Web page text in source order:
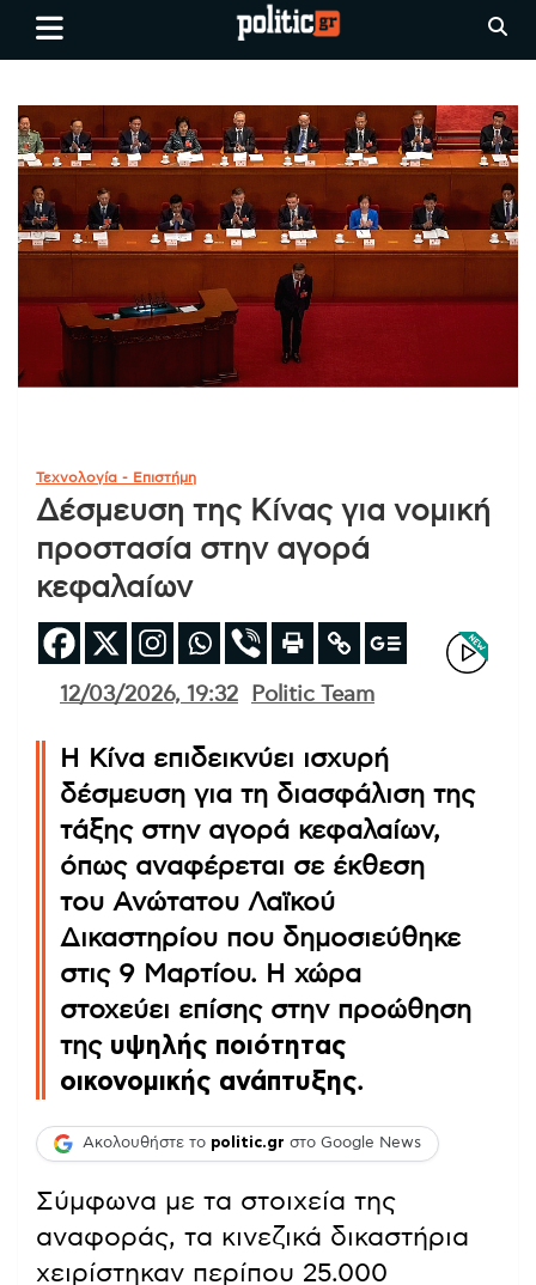
Skip
Ειδήσεις απο τη
Θεσσαλονίκη, την Ελλάδα και
όλο τον Κόσμο
politic.gr
Τεχνολογία - Επιστήμη
Δέσμευση της Κίνας για νομική
προστασία στην αγορά
κεφαλαίων
12/03/2026, 19:32 Politic Team
Η Κίνα επιδεικνύει ισχυρή
δέσμευση για τη διασφάλιση της
τάξης στην αγορά κεφαλαίων,
όπως αναφέρεται σε έκθεση
του Ανώτατου Λαϊκού
Δικαστηρίου που δημοσιεύθηκε
στις 9 Μαρτίου. Η χώρα
στοχεύει επίσης στην προώθηση
της υψηλής ποιότητας
οικονομικής ανάπτυξης.
Ακολουθήστε το politic.gr στο Google News
Σύμφωνα με τα στοιχεία της
αναφοράς, τα κινεζικά δικαστήρια
χειρίστηκαν περίπου 25.000